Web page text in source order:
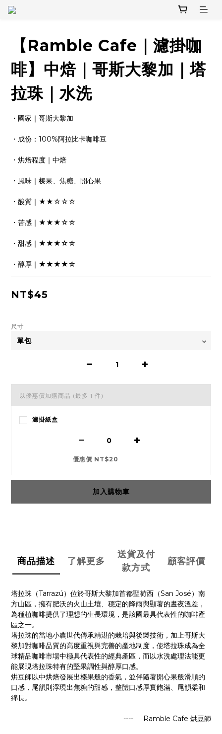
【Ramble Cafe｜濾掛咖
啡】中焙｜哥斯大黎加｜塔
拉珠｜水洗
・國家｜哥斯大黎加
・成份：100%阿拉比卡咖啡豆
・烘焙程度｜中焙
・風味｜榛果、焦糖、開心果
・酸質｜★★☆☆☆
・苦感｜★★★☆☆
・甜感｜★★★☆☆
・醇厚｜★★★★☆
NT$45
尺寸
以優惠價加購商品 (最多 1 件)
濾掛紙盒
優惠價 NT$20
加入購物車
商品描述 了解更多
送貨及付
款方式
顧客評價
塔拉珠（Tarrazú ）位於哥斯大黎加首都聖荷西（San José ）南
方山區，擁有肥沃的火山土壤、穩定的降雨與顯著的晝夜溫差，
為種植咖啡提供了理想的生長環境，是該國最具代表性的咖啡產
區之一。
塔拉珠的當地小農世代傳承精湛的栽培與後製技術，加上哥斯大
黎加對咖啡品質的高度重視與完善的產地制度，使塔拉珠成為全
球精品咖啡市場中極具代表性的經典產區，而以水洗處理法能更
能展現塔拉珠特有的堅果調性與醇厚口感。
烘豆師以中烘焙發展出榛果般的香氣，並伴隨著開心果般滑順的
口感，尾韻則浮現出焦糖的甜感，整體口感厚實飽滿、尾韻柔和
綿長。
---- Ramble Cafe 烘豆師